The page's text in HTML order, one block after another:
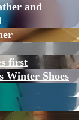
and
first
Winter Shoes